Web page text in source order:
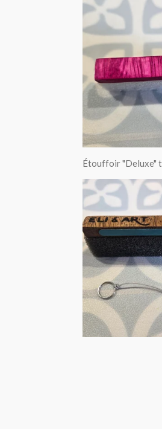
Étouffoir "Deluxe"